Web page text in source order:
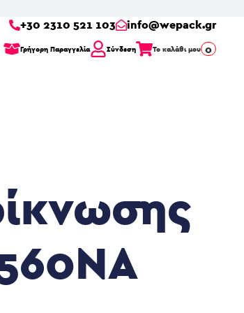
+30 2310 521 103
info@wepack.gr
Γρήγορη Παραγγελία Σύνδεση Το καλάθι μου 0